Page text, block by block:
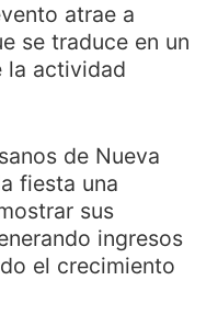
atrae a
se traduce en un
la actividad
de Nueva
fiesta una
sus
ingresos
el crecimiento